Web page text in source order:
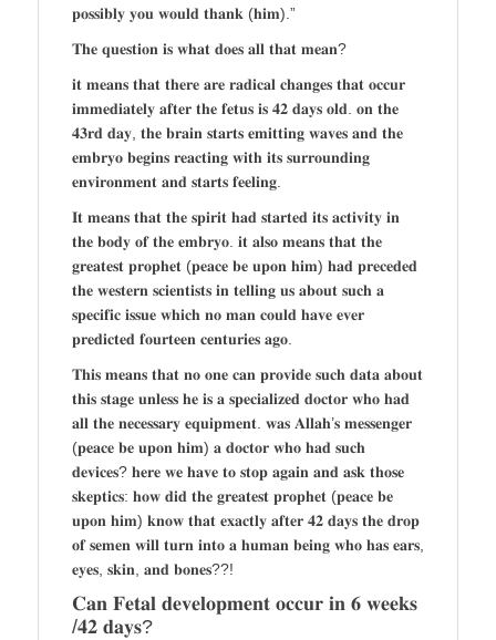
𝐩𝐨𝐬𝐬𝐢𝐛𝐥𝐲 𝐲𝐨𝐮 𝐰𝐨𝐮𝐥𝐝 𝐭𝐡𝐚𝐧𝐤 (𝐡𝐢𝐦).”
𝐓𝐡𝐞 𝐪𝐮𝐞𝐬𝐭𝐢𝐨𝐧 𝐢𝐬 𝐰𝐡𝐚𝐭 𝐝𝐨𝐞𝐬 𝐚𝐥𝐥 𝐭𝐡𝐚𝐭 𝐦𝐞𝐚𝐧?
𝐢𝐭 𝐦𝐞𝐚𝐧𝐬 𝐭𝐡𝐚𝐭 𝐭𝐡𝐞𝐫𝐞 𝐚𝐫𝐞 𝐫𝐚𝐝𝐢𝐜𝐚𝐥 𝐜𝐡𝐚𝐧𝐠𝐞𝐬 𝐭𝐡𝐚𝐭 𝐨𝐜𝐜𝐮𝐫
𝐢𝐦𝐦𝐞𝐝𝐢𝐚𝐭𝐞𝐥𝐲 𝐚𝐟𝐭𝐞𝐫 𝐭𝐡𝐞 𝐟𝐞𝐭𝐮𝐬 𝐢𝐬 𝟒𝟐 𝐝𝐚𝐲𝐬 𝐨𝐥𝐝. 𝐨𝐧 𝐭𝐡𝐞
𝟒𝟑𝐫𝐝 𝐝𝐚𝐲, 𝐭𝐡𝐞 𝐛𝐫𝐚𝐢𝐧 𝐬𝐭𝐚𝐫𝐭𝐬 𝐞𝐦𝐢𝐭𝐭𝐢𝐧𝐠 𝐰𝐚𝐯𝐞𝐬 𝐚𝐧𝐝 𝐭𝐡𝐞
𝐞𝐦𝐛𝐫𝐲𝐨 𝐛𝐞𝐠𝐢𝐧𝐬 𝐫𝐞𝐚𝐜𝐭𝐢𝐧𝐠 𝐰𝐢𝐭𝐡 𝐢𝐭𝐬 𝐬𝐮𝐫𝐫𝐨𝐮𝐧𝐝𝐢𝐧𝐠
𝐞𝐧𝐯𝐢𝐫𝐨𝐧𝐦𝐞𝐧𝐭 𝐚𝐧𝐝 𝐬𝐭𝐚𝐫𝐭𝐬 𝐟𝐞𝐞𝐥𝐢𝐧𝐠.
𝐈𝐭 𝐦𝐞𝐚𝐧𝐬 𝐭𝐡𝐚𝐭 𝐭𝐡𝐞 𝐬𝐩𝐢𝐫𝐢𝐭 𝐡𝐚𝐝 𝐬𝐭𝐚𝐫𝐭𝐞𝐝 𝐢𝐭𝐬 𝐚𝐜𝐭𝐢𝐯𝐢𝐭𝐲 𝐢𝐧
𝐭𝐡𝐞 𝐛𝐨𝐝𝐲 𝐨𝐟 𝐭𝐡𝐞 𝐞𝐦𝐛𝐫𝐲𝐨. 𝐢𝐭 𝐚𝐥𝐬𝐨 𝐦𝐞𝐚𝐧𝐬 𝐭𝐡𝐚𝐭 𝐭𝐡𝐞
𝐠𝐫𝐞𝐚𝐭𝐞𝐬𝐭 𝐩𝐫𝐨𝐩𝐡𝐞𝐭 (𝐩𝐞𝐚𝐜𝐞 𝐛𝐞 𝐮𝐩𝐨𝐧 𝐡𝐢𝐦) 𝐡𝐚𝐝 𝐩𝐫𝐞𝐜𝐞𝐝𝐞𝐝
𝐭𝐡𝐞 𝐰𝐞𝐬𝐭𝐞𝐫𝐧 𝐬𝐜𝐢𝐞𝐧𝐭𝐢𝐬𝐭𝐬 𝐢𝐧 𝐭𝐞𝐥𝐥𝐢𝐧𝐠 𝐮𝐬 𝐚𝐛𝐨𝐮𝐭 𝐬𝐮𝐜𝐡 𝐚
𝐬𝐩𝐞𝐜𝐢𝐟𝐢𝐜 𝐢𝐬𝐬𝐮𝐞 𝐰𝐡𝐢𝐜𝐡 𝐧𝐨 𝐦𝐚𝐧 𝐜𝐨𝐮𝐥𝐝 𝐡𝐚𝐯𝐞 𝐞𝐯𝐞𝐫
𝐩𝐫𝐞𝐝𝐢𝐜𝐭𝐞𝐝 𝐟𝐨𝐮𝐫𝐭𝐞𝐞𝐧 𝐜𝐞𝐧𝐭𝐮𝐫𝐢𝐞𝐬 𝐚𝐠𝐨.
𝐓𝐡𝐢𝐬 𝐦𝐞𝐚𝐧𝐬 𝐭𝐡𝐚𝐭 𝐧𝐨 𝐨𝐧𝐞 𝐜𝐚𝐧 𝐩𝐫𝐨𝐯𝐢𝐝𝐞 𝐬𝐮𝐜𝐡 𝐝𝐚𝐭𝐚 𝐚𝐛𝐨𝐮𝐭
𝐭𝐡𝐢𝐬 𝐬𝐭𝐚𝐠𝐞 𝐮𝐧𝐥𝐞𝐬𝐬 𝐡𝐞 𝐢𝐬 𝐚 𝐬𝐩𝐞𝐜𝐢𝐚𝐥𝐢𝐳𝐞𝐝 𝐝𝐨𝐜𝐭𝐨𝐫 𝐰𝐡𝐨 𝐡𝐚𝐝
𝐚𝐥𝐥 𝐭𝐡𝐞 𝐧𝐞𝐜𝐞𝐬𝐬𝐚𝐫𝐲 𝐞𝐪𝐮𝐢𝐩𝐦𝐞𝐧𝐭. 𝐰𝐚𝐬 𝐀𝐥𝐥𝐚𝐡’𝐬 𝐦𝐞𝐬𝐬𝐞𝐧𝐠𝐞𝐫
(𝐩𝐞𝐚𝐜𝐞 𝐛𝐞 𝐮𝐩𝐨𝐧 𝐡𝐢𝐦) 𝐚 𝐝𝐨𝐜𝐭𝐨𝐫 𝐰𝐡𝐨 𝐡𝐚𝐝 𝐬𝐮𝐜𝐡
𝐝𝐞𝐯𝐢𝐜𝐞𝐬? 𝐡𝐞𝐫𝐞 𝐰𝐞 𝐡𝐚𝐯𝐞 𝐭𝐨 𝐬𝐭𝐨𝐩 𝐚𝐠𝐚𝐢𝐧 𝐚𝐧𝐝 𝐚𝐬𝐤 𝐭𝐡𝐨𝐬𝐞
𝐬𝐤𝐞𝐩𝐭𝐢𝐜𝐬: 𝐡𝐨𝐰 𝐝𝐢𝐝 𝐭𝐡𝐞 𝐠𝐫𝐞𝐚𝐭𝐞𝐬𝐭 𝐩𝐫𝐨𝐩𝐡𝐞𝐭 (𝐩𝐞𝐚𝐜𝐞 𝐛𝐞
𝐮𝐩𝐨𝐧 𝐡𝐢𝐦) 𝐤𝐧𝐨𝐰 𝐭𝐡𝐚𝐭 𝐞𝐱𝐚𝐜𝐭𝐥𝐲 𝐚𝐟𝐭𝐞𝐫 𝟒𝟐 𝐝𝐚𝐲𝐬 𝐭𝐡𝐞 𝐝𝐫𝐨𝐩
𝐨𝐟 𝐬𝐞𝐦𝐞𝐧 𝐰𝐢𝐥𝐥 𝐭𝐮𝐫𝐧 𝐢𝐧𝐭𝐨 𝐚 𝐡𝐮𝐦𝐚𝐧 𝐛𝐞𝐢𝐧𝐠 𝐰𝐡𝐨 𝐡𝐚𝐬 𝐞𝐚𝐫𝐬,
𝐞𝐲𝐞𝐬, 𝐬𝐤𝐢𝐧, 𝐚𝐧𝐝 𝐛𝐨𝐧𝐞𝐬??!
𝐂𝐚𝐧 𝐅𝐞𝐭𝐚𝐥 𝐝𝐞𝐯𝐞𝐥𝐨𝐩𝐦𝐞𝐧𝐭 𝐨𝐜𝐜𝐮𝐫 𝐢𝐧 𝟔 𝐰𝐞𝐞𝐤𝐬
/𝟒𝟐 𝐝𝐚𝐲𝐬?